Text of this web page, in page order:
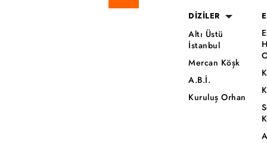
DİZİLER
Altı Üstü
İstanbul
Mercan Köşk
A.B.İ.
Kuruluş Orhan